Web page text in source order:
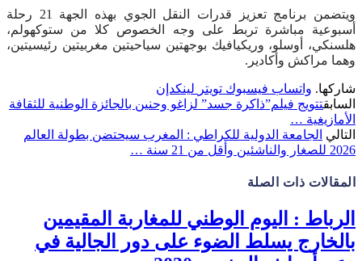
ويتضمن برنامج تعزيز قدرات النقل الجوي بهذه الجهة 21 رحلة
أسبوعية مباشرة تربط على وجه الخصوص كلا من ستوكهولم،
هلسنكي، أوسلو، وريكيافيك بوجهتين سياحيتين مغربيتين رئيسيتين،
وهما مراكش وأكادير.
شاركها. واتساب فيسبوك تويتر لينكدإن
السابقتتويج فيلم”ذاكرة جسد” لزاغو وحنين بالجائزة الوطنية للثقافة
الأمازيغية …
التالي الجامعة الدولية للكراطي : المغرب سيحتضن بطولة العالم
2026 للصغار والناشئين وأقل من 21 سنة …
المقالات ذات الصلة
الرباط : اليوم الوطني للمغاربة المقيمين
بالخارج يسلط الضوء على دور الجالية في